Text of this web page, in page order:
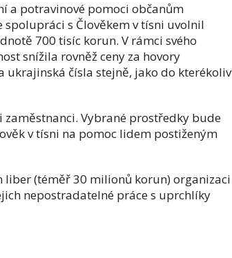
a potravinové pomoci občanům
s Člověkem v tísni uvolnil
700 tisíc korun. V rámci svého
snížila rovněž ceny za hovory
ukrajinská čísla stejně, jako do kterékoliv
Vybrané prostředky bude
v tísni na pomoc lidem postiženým
liber (téměř 30 milionů korun) organizaci
nepostradatelné práce s uprchlíky